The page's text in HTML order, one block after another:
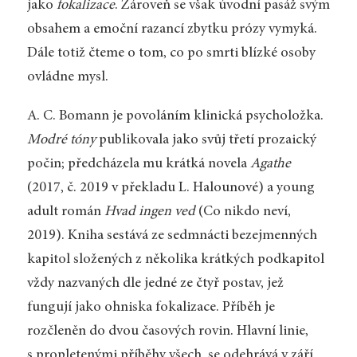
jako fokalizace. Zároveň se však úvodní pasáž svým
obsahem a emoční razancí zbytku prózy vymyká.
Dále totiž čteme o tom, co po smrti blízké osoby
ovládne mysl.
A. C. Bomann je povoláním klinická psycholožka.
Modré tónypublikovala jako svůj třetí prozaický
počin; předcházela mu krátká novela Agathe
(2017, č. 2019 v překladu L. Halounové) a young
adult román Hvad ingen ved (Co nikdo neví,
2019). Kniha sestává ze sedmnácti bezejmenných
kapitol složených z několika krátkých podkapitol
vždy nazvaných dle jedné ze čtyř postav, jež
fungují jako ohniska fokalizace. Příběh je
rozčleněn do dvou časových rovin. Hlavní linie,